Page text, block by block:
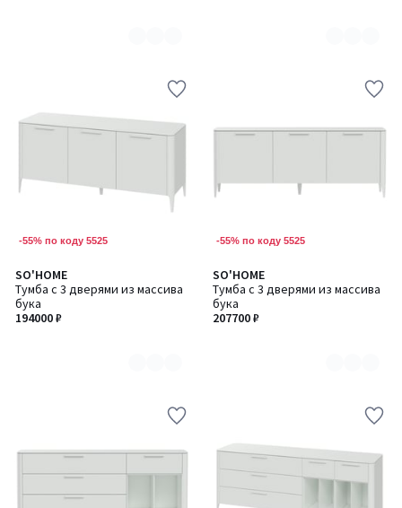
-55% по коду 5525
SO'HOME
Тумба с 3 дверями из массива
бука
194000 ₽
Количество
цветов:
6
-55% по коду 5525
SO'HOME
Тумба с 3 дверями из массива
бука
207700 ₽
Количество
цветов:
6